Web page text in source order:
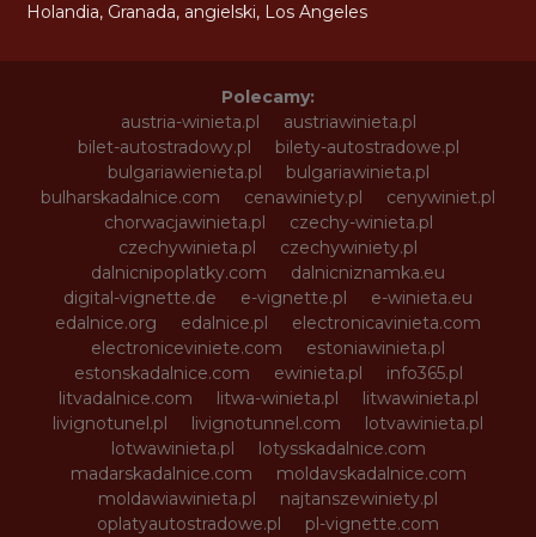
Holandia, Granada, angielski, Los Angeles
Polecamy:
austria-winieta.pl
austriawinieta.pl
bilet-autostradowy.pl
bilety-autostradowe.pl
bulgariawienieta.pl
bulgariawinieta.pl
bulharskadalnice.com
cenawiniety.pl
cenywiniet.pl
chorwacjawinieta.pl
czechy-winieta.pl
czechywinieta.pl
czechywiniety.pl
dalnicnipoplatky.com
dalnicniznamka.eu
digital-vignette.de
e-vignette.pl
e-winieta.eu
edalnice.org
edalnice.pl
electronicavinieta.com
electroniceviniete.com
estoniawinieta.pl
estonskadalnice.com
ewinieta.pl
info365.pl
litvadalnice.com
litwa-winieta.pl
litwawinieta.pl
livignotunel.pl
livignotunnel.com
lotvawinieta.pl
lotwawinieta.pl
lotysskadalnice.com
madarskadalnice.com
moldavskadalnice.com
moldawiawinieta.pl
najtanszewiniety.pl
oplatyautostradowe.pl
pl-vignette.com